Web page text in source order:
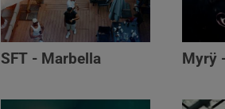
SFT - Marbella Myrÿ